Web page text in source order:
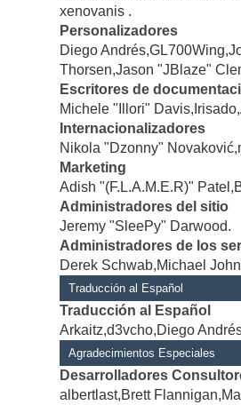
xenovanis .
Personalizadores
Diego
Thorsen,Jason "JBlaze"
Escritores de
Michele "Illori"
Internacionalizadores
Nikola "Dzonny"
Marketing
Adish "(F.L.A.M.E.R)"
Administradores del sitio
Jeremy "SleePy" Darwood.
Administradores de los
Derek Schwab,Michael
Traducción al Español
Traducción al Español
Arkaitz,d3vcho,Diego
Agradecimientos Especiales
Desarrolladores
albertlast,Brett